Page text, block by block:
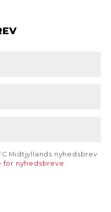
Midtjyllands nyhedsbrev
for nyhedsbreve